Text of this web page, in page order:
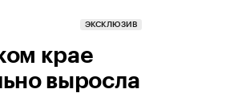
ЭКСКЛЮЗИВ
крае
выросла